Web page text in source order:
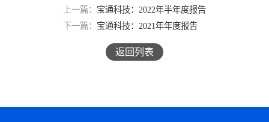
上一篇： 宝通科技：2022年半年度报告
下一篇： 宝通科技：2021年年度报告
返回列表